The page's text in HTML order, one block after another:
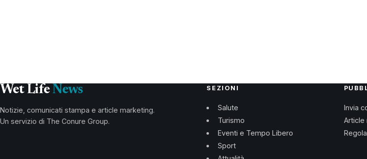
Wet Life News
Notizie, comunicati stampa e article marketing.
Un servizio di The Conure Group.
SEZIONI
Salute
Turismo
Eventi e Tempo Libero
Sport
Invia
Article